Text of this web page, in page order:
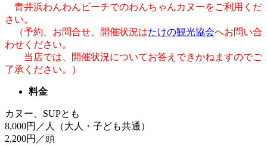
青井浜わんわんビーチでのわんちゃんカヌーをご利用くだ
さい。
（予約、お問合せ、開催状況はたけの観光協会へお問い合
わせください。
当店では、開催状況についてお答えできかねますのでご
了承ください。）
料金
カヌー、SUPとも
8,000円／人（大人・子ども共通）
2,200円／頭